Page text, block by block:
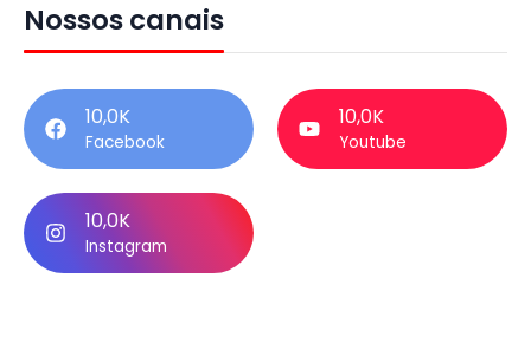
Nossos canais
10,0K
Facebook
10,0K
Youtube
10,0K
Instagram